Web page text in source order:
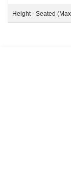
Height - Seated
Ürün resmi
Ürün
Ürün
Ürün fiyatı
Bu ürüne